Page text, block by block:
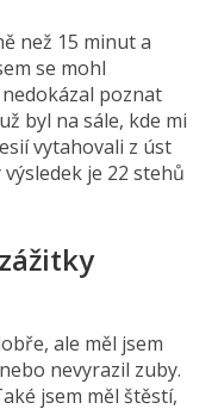
než 15 minut a
se mohl
poznat
byl na sále, kde mi
vytahovali z úst
je 22 stehů
ale měl jsem
nevyrazil zuby.
jsem měl štěstí,